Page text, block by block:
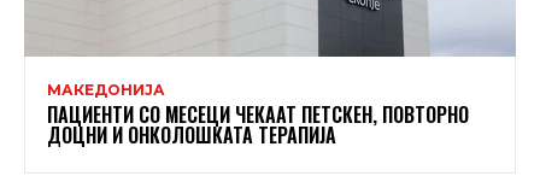
МАКЕДОНИЈА
ПАЦИЕНТИ СО МЕСЕЦИ ЧЕКААТ ПЕТСКЕН, ПОВТОРНО
ДОЦНИ И ОНКОЛОШКАТА ТЕРАПИЈА